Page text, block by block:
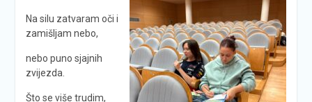
Na silu zatvaram oči i
zamišljam nebo,
nebo puno sjajnih
zvijezda.
Što se više trudim,